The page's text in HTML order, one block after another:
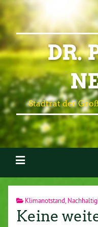
DR.
Stadtrat der
Klimanotstand,
Keine